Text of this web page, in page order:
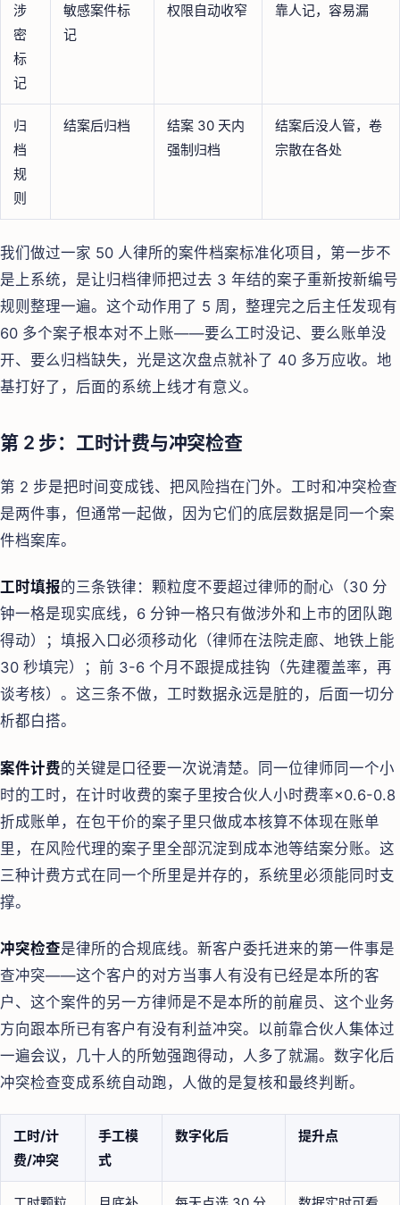
涉
密
标
记
敏感案件标
记
权限自动收窄 靠人记，容易漏
归
档
规
则
结案后归档
结案 30 天内
强制归档
结案后没人管，卷
宗散在各处
我们做过一家 50 人律所的案件档案标准化项目，第一步不
是上系统，是让归档律师把过去 3 年结的案子重新按新编号
规则整理一遍。这个动作用了 5 周，整理完之后主任发现有
60 多个案子根本对不上账——要么工时没记、要么账单没
开、要么归档缺失，光是这次盘点就补了 40 多万应收。地
基打好了，后面的系统上线才有意义。
第 2 步：工时计费与冲突检查
第 2 步是把时间变成钱、把风险挡在门外。工时和冲突检查
是两件事，但通常一起做，因为它们的底层数据是同一个案
件档案库。
工时填报的三条铁律：颗粒度不要超过律师的耐心（30 分
钟一格是现实底线，6 分钟一格只有做涉外和上市的团队跑
得动）；填报入口必须移动化（律师在法院走廊、地铁上能
30 秒填完）；前 3-6 个月不跟提成挂钩（先建覆盖率，再
谈考核）。这三条不做，工时数据永远是脏的，后面一切分
析都白搭。
案件计费的关键是口径要一次说清楚。同一位律师同一个小
时的工时，在计时收费的案子里按合伙人小时费率×0.6-0.8
折成账单，在包干价的案子里只做成本核算不体现在账单
里，在风险代理的案子里全部沉淀到成本池等结案分账。这
三种计费方式在同一个所里是并存的，系统里必须能同时支
撑。
冲突检查是律所的合规底线。新客户委托进来的第一件事是
查冲突——这个客户的对方当事人有没有已经是本所的客
户、这个案件的另一方律师是不是本所的前雇员、这个业务
方向跟本所已有客户有没有利益冲突。以前靠合伙人集体过
一遍会议，几十人的所勉强跑得动，人多了就漏。数字化后
冲突检查变成系统自动跑，人做的是复核和最终判断。
工时/计
费/冲突
手工模
式
数字化后 提升点